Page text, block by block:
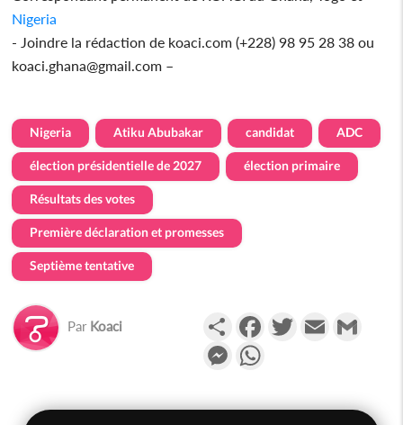
Nigeria
- Joindre la rédaction de koaci.com (+228) 98 95 28 38 ou
koaci.ghana@gmail.com –
Nigeria Atiku Abubakar candidat ADC
élection présidentielle de 2027 élection primaire
Résultats des votes
Première déclaration et promesses
Septième tentative
Par Koaci PartagerFacebookTwitterEmail
Messenger